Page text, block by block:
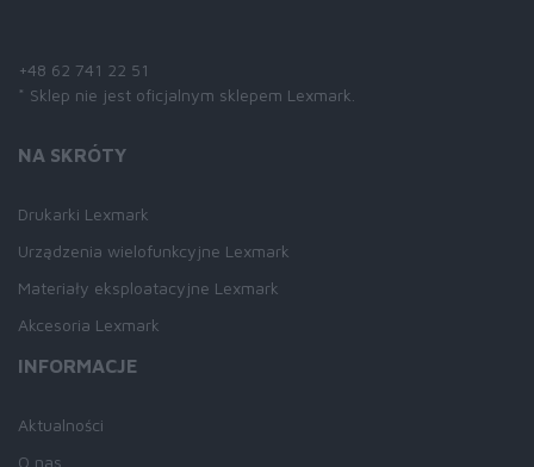
+48 62 741 22 51
* Sklep nie jest oficjalnym sklepem Lexmark.
NA SKRÓTY
Drukarki Lexmark
Urządzenia wielofunkcyjne Lexmark
Materiały eksploatacyjne Lexmark
Akcesoria Lexmark
INFORMACJE
Aktualności
O nas